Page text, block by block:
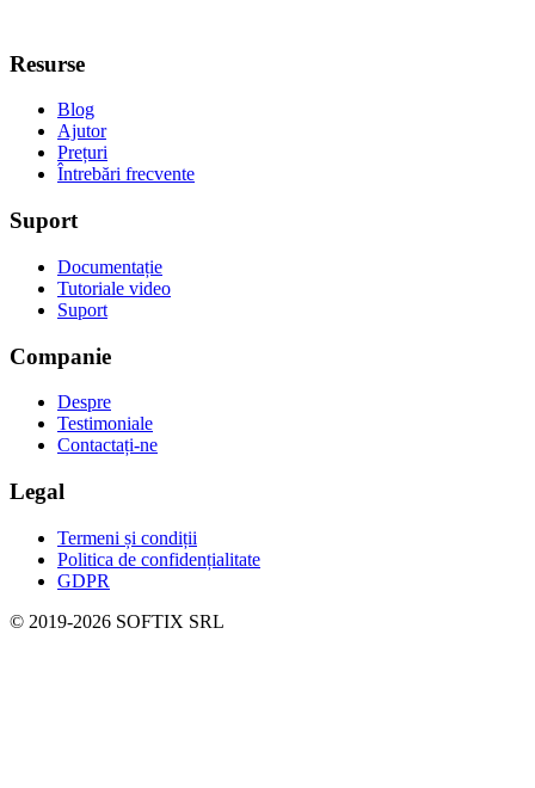
Resurse
Blog
Ajutor
Prețuri
Întrebări frecvente
Suport
Documentație
Tutoriale video
Suport
Companie
Despre
Testimoniale
Contactați-ne
Legal
Termeni și condiții
Politica de confidențialitate
GDPR
© 2019-2026 SOFTIX SRL